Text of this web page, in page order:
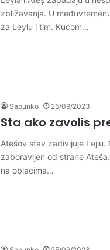
zbližavanja. U
za Leylu i tim. Kućom…
Sapunko 25/09/2023
Sta ako zavolis
Atešov stav zadivljuje
zaboravljen od strane
na oblacima…